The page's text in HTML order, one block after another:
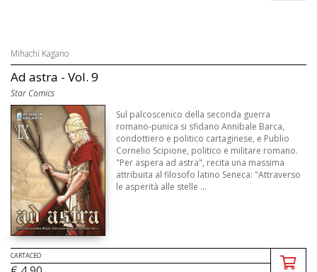
Mihachi Kagano
Ad astra - Vol. 9
Star Comics
Sul palcoscenico della seconda guerra
romano-punica si sfidano Annibale Barca,
condottiero e politico cartaginese, e Publio
Cornelio Scipione, politico e militare romano.
"Per aspera ad astra", recita una massima
attribuita al filosofo latino Seneca: "Attraverso
le asperità alle stelle ...
CARTACEO